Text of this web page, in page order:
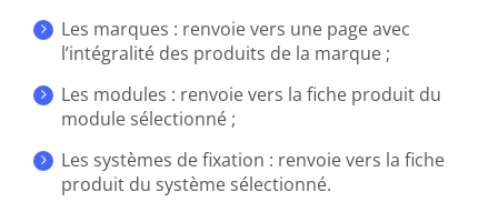
Les marques : renvoie vers une page avec
l’intégralité des produits de la marque ;
Les modules : renvoie vers la fiche produit du
module sélectionné ;
Les systèmes de fixation : renvoie vers la fiche
produit du système sélectionné.